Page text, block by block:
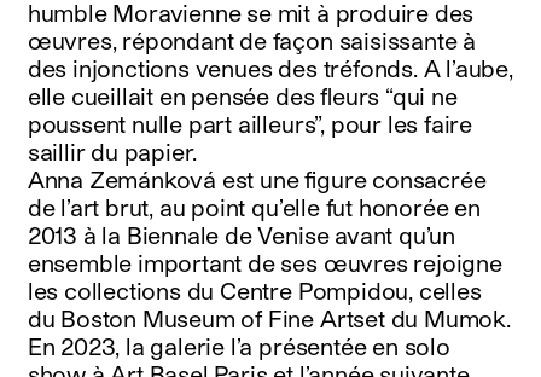
humble Moravienne se mit à produire des
œuvres, répondant de façon saisissante à
des injonctions venues des tréfonds. A l’aube,
elle cueillait en pensée des fleurs “qui ne
poussent nulle part ailleurs”, pour les faire
saillir du papier.
Anna Zemánková est une figure consacrée
de l’art brut, au point qu’elle fut honorée en
2013 à la Biennale de Venise avant qu’un
ensemble important de ses œuvres rejoigne
les collections du Centre Pompidou, celles
du Boston Museum of Fine Artset du Mumok.
En 2023, la galerie l’a présentée en solo